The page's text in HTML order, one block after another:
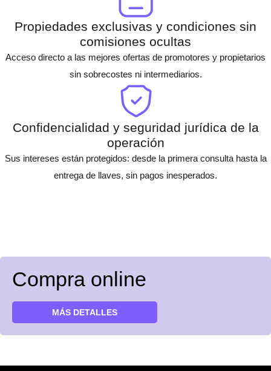
Propiedades exclusivas y condiciones sin
comisiones ocultas
Acceso directo a las mejores ofertas de promotores y propietarios
sin sobrecostes ni intermediarios.
Confidencialidad y seguridad jurídica de la
operación
Sus intereses están protegidos: desde la primera consulta hasta la
entrega de llaves, sin pagos inesperados.
Compra online
MÁS DETALLES